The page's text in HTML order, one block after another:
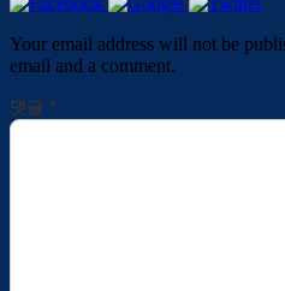
Your email address will not be
email and a comment.
댓글 *